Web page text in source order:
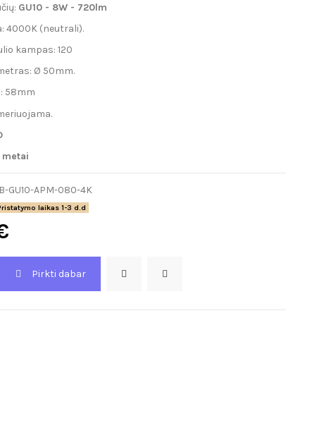
GU10 - 8W - 720lm
4000K (neutrali).
kampas: 120
Ø 50mm.
58mm
metai
GU10-APM-080-4K
laikas 1-3 d.d
Pirkti dabar